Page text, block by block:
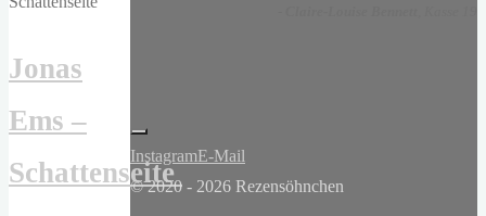
Jonas
Ems –
Schattenseite
InstagramE-Mail
© 2020 - 2026 Rezensöhnchen